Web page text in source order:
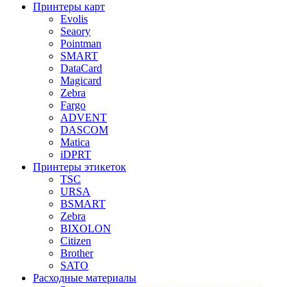
Принтеры карт
Evolis
Seaory
Pointman
SMART
DataCard
Magicard
Zebra
Fargo
ADVENT
DASCOM
Matica
iDPRT
Принтеры этикеток
TSC
URSA
BSMART
Zebra
BIXOLON
Citizen
Brother
SATO
Расходные материалы